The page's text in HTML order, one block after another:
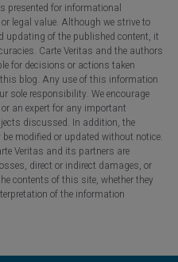
presented for informational
legal value. Although we strive to
updating of the published content, it
Carte Veritas and the authors
for decisions or actions taken
blog. Any use of this information
sole responsibility. We encourage
an expert for any important
discussed. In addition, the
modified or updated without notice.
Veritas and its partners are
direct or indirect damages, or
contents of this site, whether they
of the information